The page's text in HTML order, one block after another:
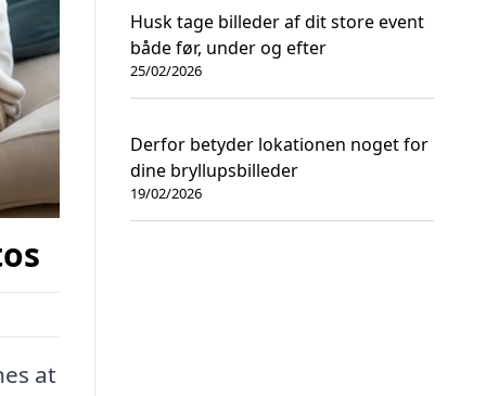
at
Husk tage billeder af dit store event
både før, under og efter
25/02/2026
Derfor betyder lokationen noget for
dine bryllupsbilleder
19/02/2026